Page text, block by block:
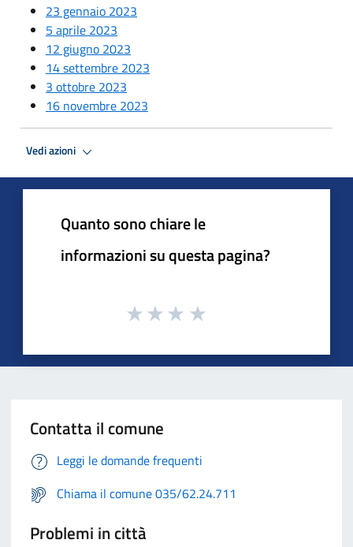
23 gennaio 2023
5 aprile 2023
12 giugno 2023
14 settembre 2023
3 ottobre 2023
16 novembre 2023
Vedi azioni
Quanto sono chiare le
informazioni su questa pagina?
Contatta il comune
Leggi le domande frequenti
Chiama il comune 035/62.24.711
Problemi in città